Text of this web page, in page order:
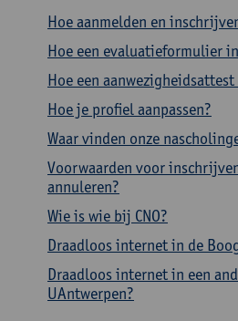
Hoe aanmelden en
Hoe een evaluatieformulier
Hoe een
Hoe je profiel aanpassen?
Waar vinden onze
Voorwaarden voor
annuleren?
Wie is wie bij CNO?
Draadloos internet in de
Draadloos internet in een
UAntwerpen?